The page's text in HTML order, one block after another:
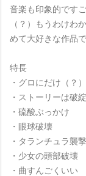
音楽も印象的です
（？）もうわけわ
めて大好きな作品で
特長
・グロにだけ（？
・ストーリーは破綻
・硫酸ぶっかけ
・眼球破壊
・タランチュラ襲撃
・少女の頭部破壊
・曲すんごくいい